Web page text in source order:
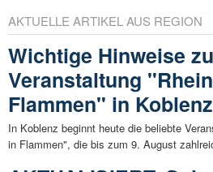
AKTUELLE ARTIKEL AUS REGION
Wichtige Hinweise
Veranstaltung
Flammen" in Koblenz
In Koblenz beginnt heute die beliebte
in Flammen", die bis zum 9. August